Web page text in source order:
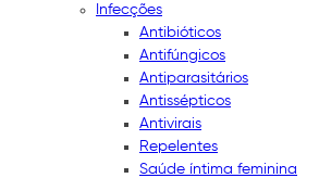
Infecções
Antibióticos
Antifúngicos
Antiparasitários
Antissépticos
Antivirais
Repelentes
Saúde íntima feminina